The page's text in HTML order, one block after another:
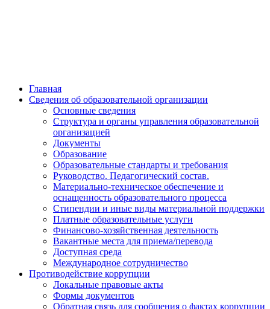
Главная
Сведения об образовательной организации
Основные сведения
Структура и органы управления образовательной
организацией
Документы
Образование
Образовательные стандарты и требования
Руководство. Педагогический состав.
Материально-техническое обеспечение и
оснащенность образовательного процесса
Стипендии и иные виды материальной поддержки
Платные образовательные услуги
Финансово-хозяйственная деятельность
Вакантные места для приема/перевода
Доступная среда
Международное сотрудничество
Противодействие коррупции
Локальные правовые акты
Формы документов
Обратная связь для сообщения о фактах коррупции